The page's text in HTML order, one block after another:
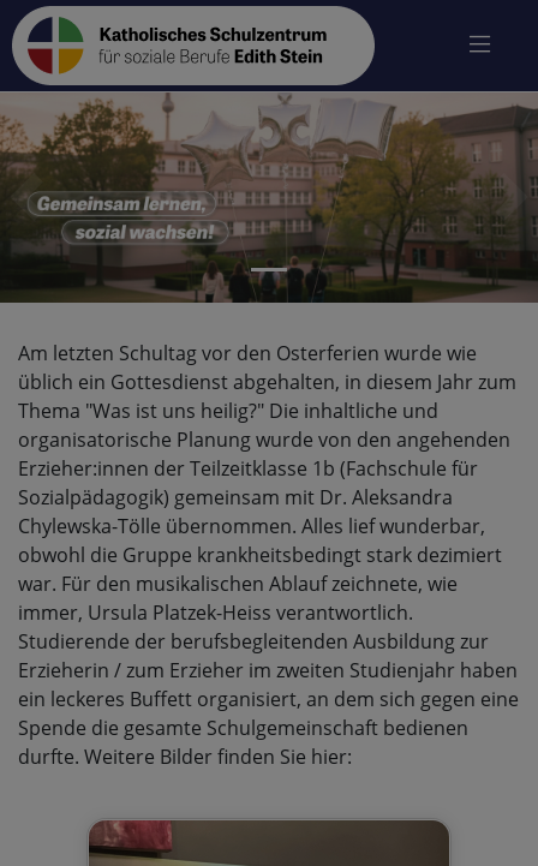
zurück
Am letzten Schultag vor den Osterferien wurde wie
üblich ein Gottesdienst abgehalten, in diesem Jahr zum
Thema "Was ist uns heilig?" Die inhaltliche und
organisatorische Planung wurde von den angehenden
Erzieher:innen der Teilzeitklasse 1b (Fachschule für
Sozialpädagogik) gemeinsam mit Dr. Aleksandra
Chylewska-Tölle übernommen. Alles lief wunderbar,
obwohl die Gruppe krankheitsbedingt stark dezimiert
war. Für den musikalischen Ablauf zeichnete, wie
immer, Ursula Platzek-Heiss verantwortlich.
Studierende der berufsbegleitenden Ausbildung zur
Erzieherin / zum Erzieher im zweiten Studienjahr haben
ein leckeres Buffett organisiert, an dem sich gegen eine
Spende die gesamte Schulgemeinschaft bedienen
durfte. Weitere Bilder finden Sie hier: